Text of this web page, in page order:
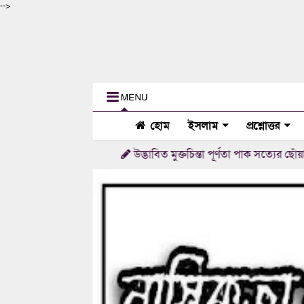
-->
MENU
হোম ইসলাম প্রশ্নোত্তর
উদ্ভাবিত মুক্তচিন্তা পূর্ণতা পাক সত্যের ছোঁয়ায় -